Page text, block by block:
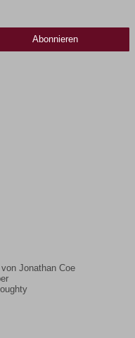
Abonnieren
Jonathan Coe